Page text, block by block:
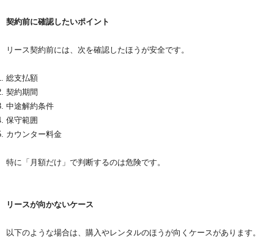
契約前に確認したいポイント
リース契約前には、次を確認したほうが安全です。
総支払額
契約期間
中途解約条件
保守範囲
カウンター料金
特に「月額だけ」で判断するのは危険です。
リースが向かないケース
以下のような場合は、購入やレンタルのほうが向くケースがあります。